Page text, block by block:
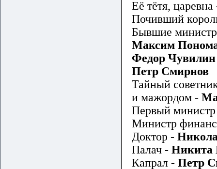
Её тётя,
Почивший
Бывшие
Максим
Федор Чувилин
Петр Смирнов
Тайный
и мажордом -
Первый
Министр
Доктор -
Палач - Никита
Капрал - Петр